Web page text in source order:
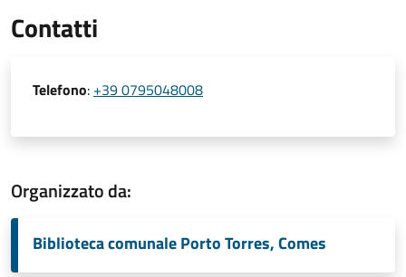
Contatti
Telefono: +39 0795048008
Organizzato da:
Biblioteca comunale Porto Torres, Comes